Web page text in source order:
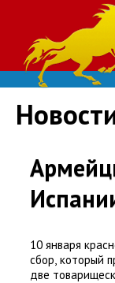
10 января
сбор, который
две